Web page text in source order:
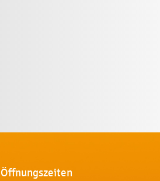
Öffnungszeiten